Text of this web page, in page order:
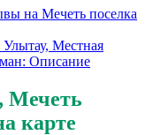
на Мечеть поселка
Местная
Описание
Мечеть
карте